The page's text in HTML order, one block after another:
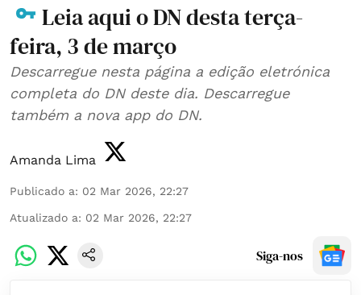
Leia aqui o DN desta terça-
feira, 3 de março
Descarregue nesta página a edição eletrónica
completa do DN deste dia. Descarregue
também a nova app do DN.
Amanda Lima
Publicado a: 02 Mar 2026, 22:27
Atualizado a: 02 Mar 2026, 22:27
Siga-nos